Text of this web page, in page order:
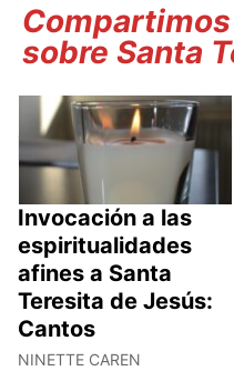
sobre Santa
Invocación a las
espiritualidades
afines a Santa
Teresita de Jesús:
Cantos
NINETTE CAREN